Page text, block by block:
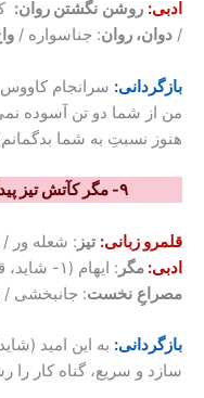
ادبی: روشن نگشتن روان:
/ دوان، روان: جناسواره /
بازگردانی: سرانجام
من از شما دو تن آسوده
هنوز نسبتِ به شما
۹- مگر کآتش تیز پیدا کند / گنه کرده را زود رسوا کند
قلمرو زبانی: تیز : شعله ور /
ادبی: مگر : ایهام (۱- شاید، قید تردید، ۲-امید است، قید آرزو) /
مصراعِ نخست: جانبخشی /
بازگردانی: به این امید
سازد و سریع، گناه کار را